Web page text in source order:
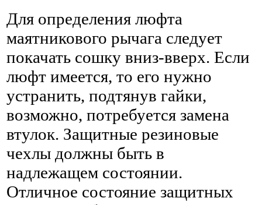
Для определения люфта
маятникового рычага следует
покачать сошку вниз-вверх. Если
люфт имеется, то его нужно
устранить, подтянув гайки,
возможно, потребуется замена
втулок. Защитные резиновые
чехлы должны быть в
надлежащем состоянии.
Отличное состояние защитных